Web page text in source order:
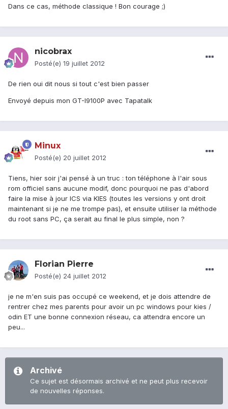
Dans ce cas, méthode classique ! Bon courage ;)
nicobrax
Posté(e) 19 juillet 2012
De rien oui dit nous si tout c'est bien passer
Envoyé depuis mon GT-I9100P avec Tapatalk
Minux
Posté(e) 20 juillet 2012
Tiens, hier soir j'ai pensé à un truc : ton téléphone à l'air sous
rom officiel sans aucune modif, donc pourquoi ne pas d'abord
faire la mise à jour ICS via KIES (toutes les versions y ont droit
maintenant si je ne me trompe pas), et ensuite utiliser la méthode
du root sans PC, ça serait au final le plus simple, non ?
Florian Pierre
Posté(e) 24 juillet 2012
je ne m'en suis pas occupé ce weekend, et je dois attendre de
rentrer chez mes parents pour avoir un pc windows pour kies /
odin ET une bonne connexion réseau, ca attendra encore un
peu...
Archivé
Ce sujet est désormais archivé et ne peut plus recevoir
de nouvelles réponses.